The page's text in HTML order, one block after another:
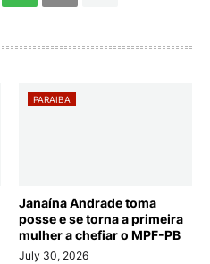
PARAIBA
Janaína Andrade toma
posse e se torna a primeira
mulher a chefiar o MPF-PB
July 30, 2026